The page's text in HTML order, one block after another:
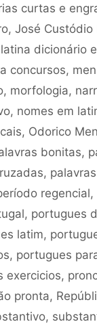
curtas e
, José Custódio
dicionário
concursos,
, morfologia,
, nomes em
, Odorico
bonitas,
,
regencial,
, portugues
latim,
, portugues
exercicios,
pronta,
,